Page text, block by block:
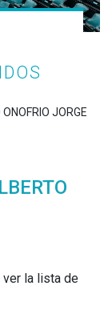
ONOFRIO JORGE
la lista de